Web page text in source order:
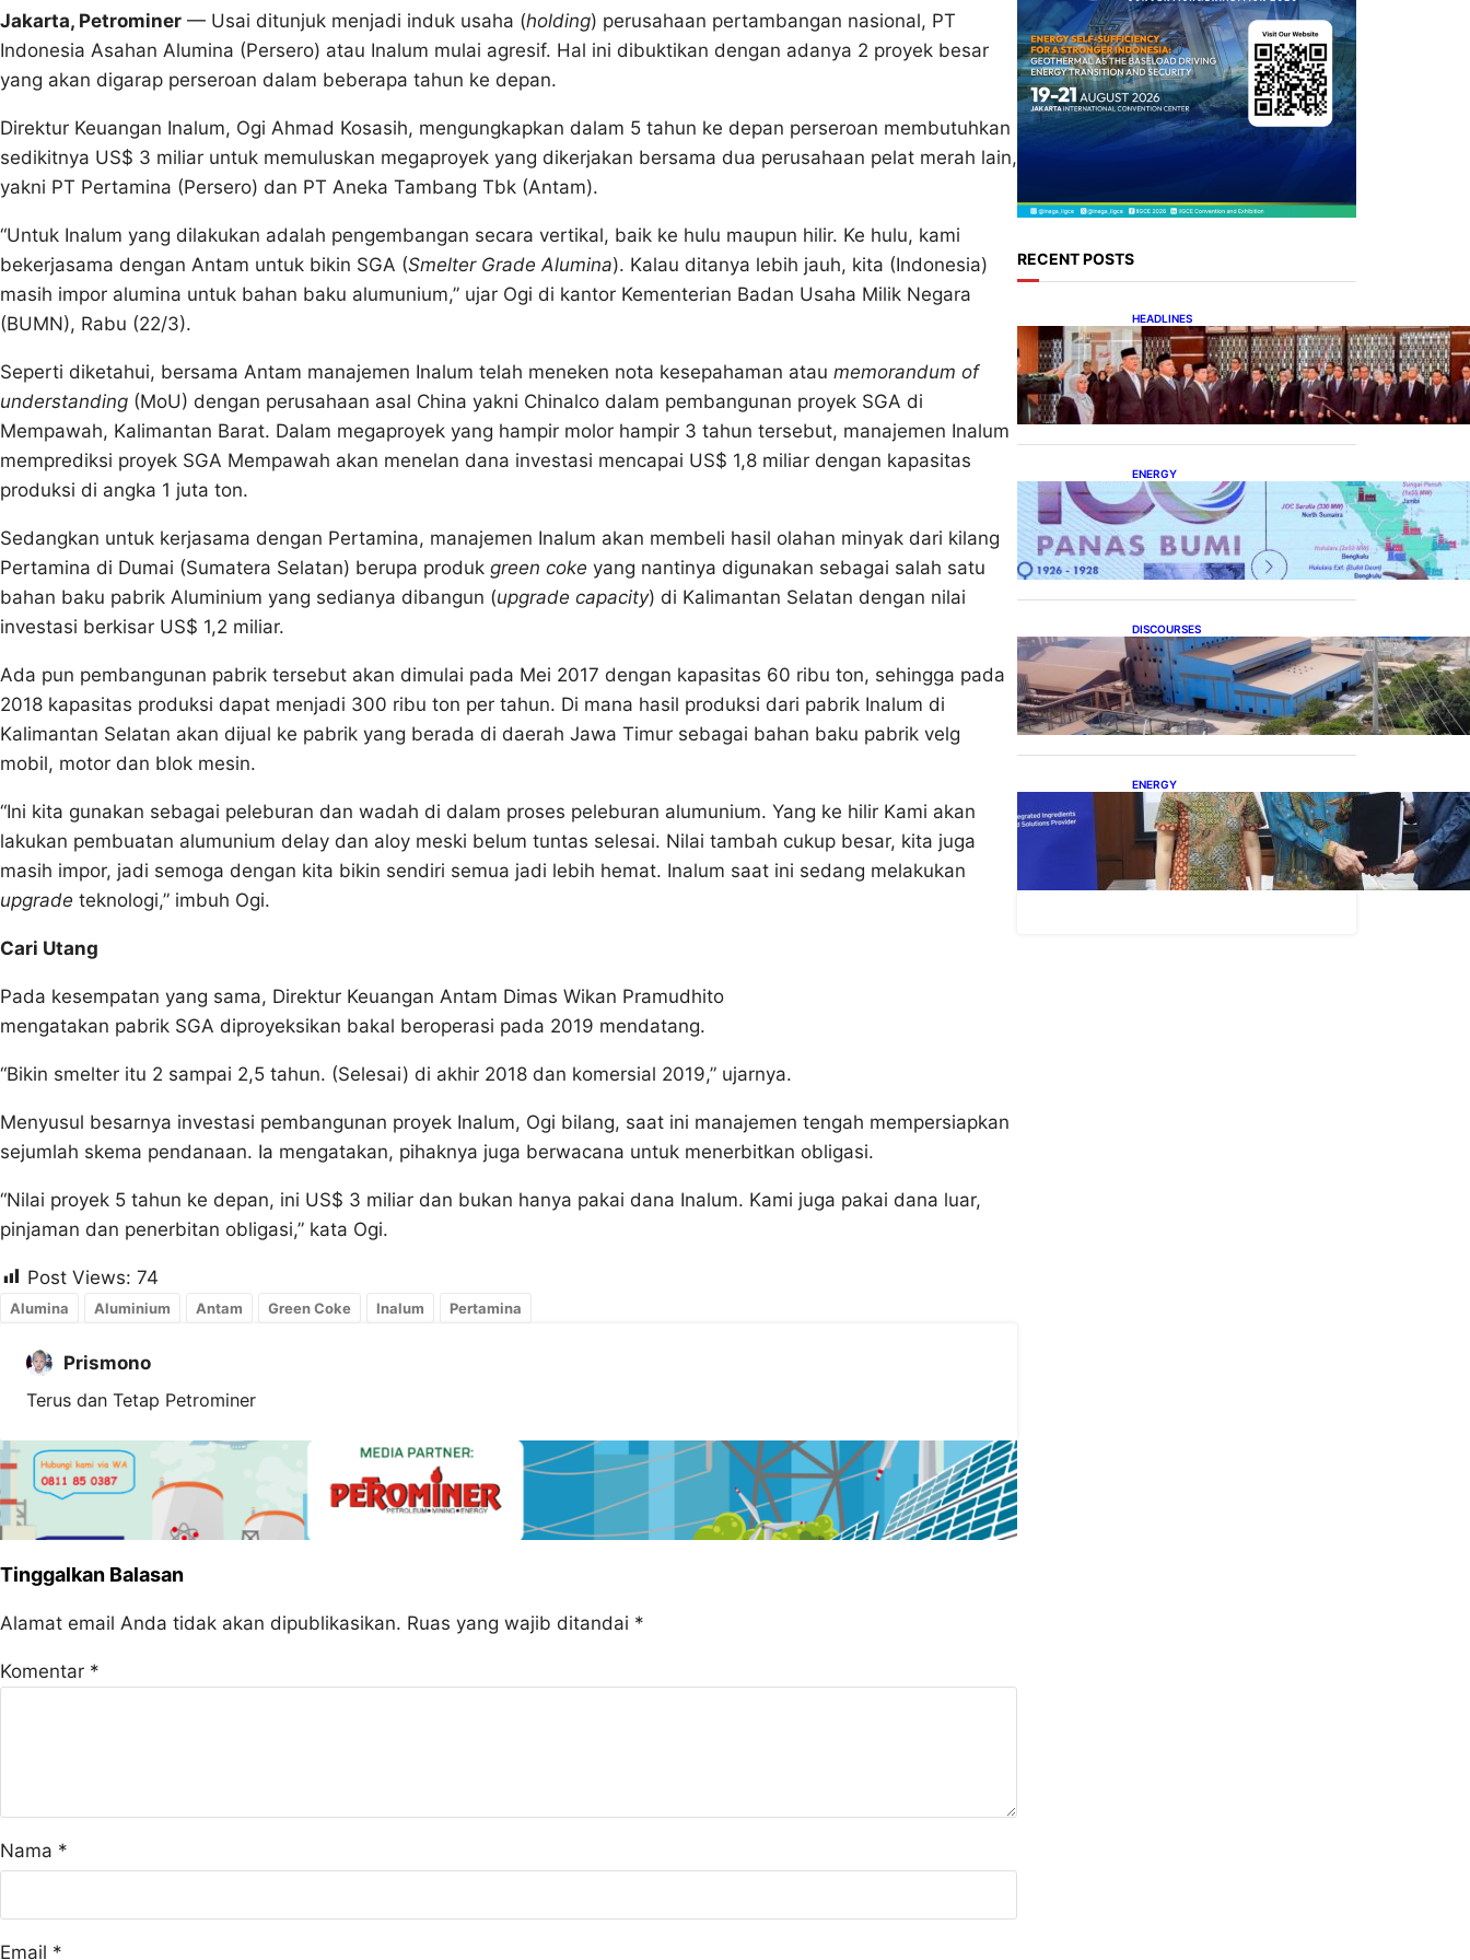
Jakarta, Petrominer — Usai ditunjuk menjadi induk usaha (holding) perusahaan pertambangan nasional, PT
Indonesia Asahan Alumina (Persero) atau Inalum mulai agresif. Hal ini dibuktikan dengan adanya 2 proyek besar
yang akan digarap perseroan dalam beberapa tahun ke depan.
Direktur Keuangan Inalum, Ogi Ahmad Kosasih, mengungkapkan dalam 5 tahun ke depan perseroan membutuhkan
sedikitnya US$ 3 miliar untuk memuluskan megaproyek yang dikerjakan bersama dua perusahaan pelat merah lain,
yakni PT Pertamina (Persero) dan PT Aneka Tambang Tbk (Antam).
“Untuk Inalum yang dilakukan adalah pengembangan secara vertikal, baik ke hulu maupun hilir. Ke hulu, kami
bekerjasama dengan Antam untuk bikin SGA (Smelter Grade Alumina). Kalau ditanya lebih jauh, kita (Indonesia)
masih impor alumina untuk bahan baku alumunium,” ujar Ogi di kantor Kementerian Badan Usaha Milik Negara
(BUMN), Rabu (22/3).
Seperti diketahui, bersama Antam manajemen Inalum telah meneken nota kesepahaman atau memorandum of
understanding (MoU) dengan perusahaan asal China yakni Chinalco dalam pembangunan proyek SGA di
Mempawah, Kalimantan Barat. Dalam megaproyek yang hampir molor hampir 3 tahun tersebut, manajemen Inalum
memprediksi proyek SGA Mempawah akan menelan dana investasi mencapai US$ 1,8 miliar dengan kapasitas
produksi di angka 1 juta ton.
Sedangkan untuk kerjasama dengan Pertamina, manajemen Inalum akan membeli hasil olahan minyak dari kilang
Pertamina di Dumai (Sumatera Selatan) berupa produk green coke yang nantinya digunakan sebagai salah satu
bahan baku pabrik Aluminium yang sedianya dibangun (upgrade capacity) di Kalimantan Selatan dengan nilai
investasi berkisar US$ 1,2 miliar.
Ada pun pembangunan pabrik tersebut akan dimulai pada Mei 2017 dengan kapasitas 60 ribu ton, sehingga pada
2018 kapasitas produksi dapat menjadi 300 ribu ton per tahun. Di mana hasil produksi dari pabrik Inalum di
Kalimantan Selatan akan dijual ke pabrik yang berada di daerah Jawa Timur sebagai bahan baku pabrik velg
mobil, motor dan blok mesin.
“Ini kita gunakan sebagai peleburan dan wadah di dalam proses peleburan alumunium. Yang ke hilir Kami akan
lakukan pembuatan alumunium delay dan aloy meski belum tuntas selesai. Nilai tambah cukup besar, kita juga
masih impor, jadi semoga dengan kita bikin sendiri semua jadi lebih hemat. Inalum saat ini sedang melakukan
upgrade teknologi,” imbuh Ogi.
Cari Utang
Pada kesempatan yang sama, Direktur Keuangan Antam Dimas Wikan Pramudhito
mengatakan pabrik SGA diproyeksikan bakal beroperasi pada 2019 mendatang.
“Bikin smelter itu 2 sampai 2,5 tahun. (Selesai) di akhir 2018 dan komersial 2019,” ujarnya.
Menyusul besarnya investasi pembangunan proyek Inalum, Ogi bilang, saat ini manajemen tengah mempersiapkan
sejumlah skema pendanaan. Ia mengatakan, pihaknya juga berwacana untuk menerbitkan obligasi.
“Nilai proyek 5 tahun ke depan, ini US$ 3 miliar dan bukan hanya pakai dana Inalum. Kami juga pakai dana luar,
pinjaman dan penerbitan obligasi,” kata Ogi.
Post Views: 74
Alumina Aluminium Antam Green Coke Inalum Pertamina
Prismono
Terus dan Tetap Petrominer
Tinggalkan Balasan
Alamat email Anda tidak akan dipublikasikan. Ruas yang wajib ditandai *
Komentar *
Nama *
Email *
RECENT POSTS
HEADLINES
Lana Saria Dilantik Sebagai
Kepala Badan Geologi
ENERGY
Momentum 100 Tahun
Panas Bumi untuk
Akselerasi Pertumbuhan
DISCOURSES
Manfaat Hilirisasi Belum
Merata, Pemerintah Perlu
Kaji Ulang Skema DBH
ENERGY
Dukung Operasional,
Lautan Luas Perkuat
Implementasi Solusi Energi
Terbarukan